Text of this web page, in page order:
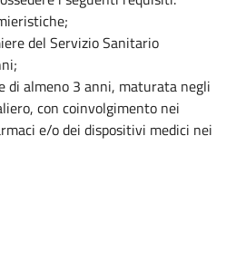
del Servizio Sanitario
di almeno 3 anni, maturata negli
con coinvolgimento nei
e/o dei dispositivi medici nei